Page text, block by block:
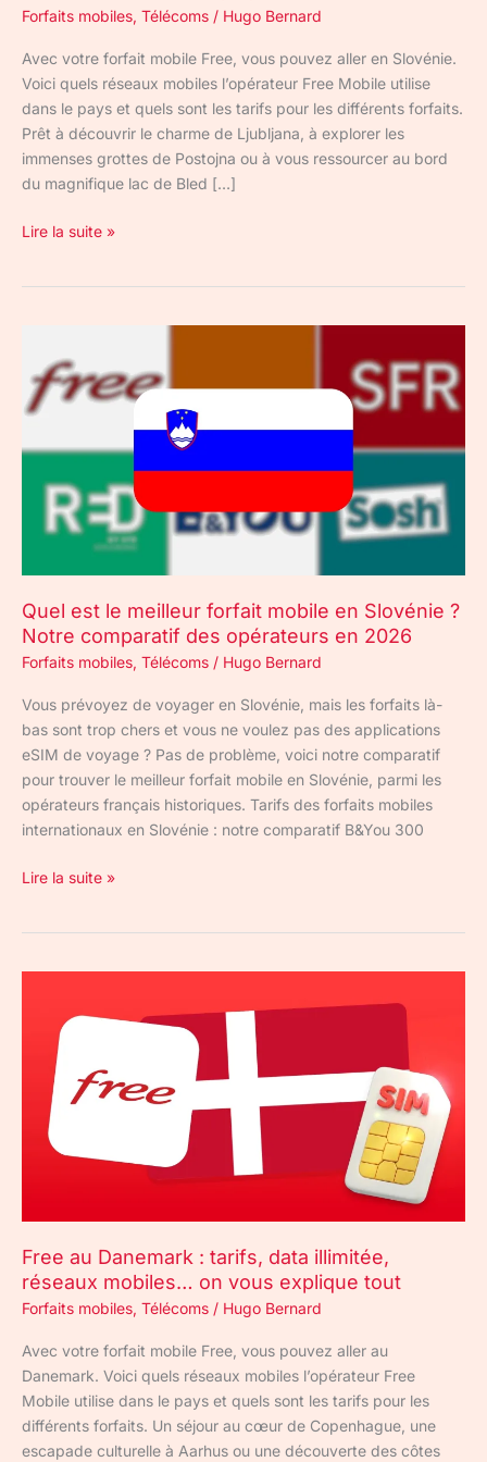
Forfaits mobiles, Télécoms / Hugo Bernard
Avec votre forfait mobile Free, vous pouvez aller en Slovénie.
Voici quels réseaux mobiles l’opérateur Free Mobile utilise
dans le pays et quels sont les tarifs pour les différents forfaits.
Prêt à découvrir le charme de Ljubljana, à explorer les
immenses grottes de Postojna ou à vous ressourcer au bord
du magnifique lac de Bled […]
Lire la suite »
Quel est le meilleur forfait mobile en Slovénie ?
Notre comparatif des opérateurs en 2026
Forfaits mobiles, Télécoms / Hugo Bernard
Vous prévoyez de voyager en Slovénie, mais les forfaits là-
bas sont trop chers et vous ne voulez pas des applications
eSIM de voyage ? Pas de problème, voici notre comparatif
pour trouver le meilleur forfait mobile en Slovénie, parmi les
opérateurs français historiques. Tarifs des forfaits mobiles
internationaux en Slovénie : notre comparatif B&You 300
le
meilleur
mobile
Slovénie
des
opérateurs
en
Lire la suite »
Free au Danemark : tarifs, data illimitée,
réseaux mobiles… on vous explique tout
Forfaits mobiles, Télécoms / Hugo Bernard
Avec votre forfait mobile Free, vous pouvez aller au
Danemark. Voici quels réseaux mobiles l’opérateur Free
Mobile utilise dans le pays et quels sont les tarifs pour les
différents forfaits. Un séjour au cœur de Copenhague, une
escapade culturelle à Aarhus ou une découverte des côtes
Danemark
tarifs,
data
illimitée,
réseaux
explique
tout